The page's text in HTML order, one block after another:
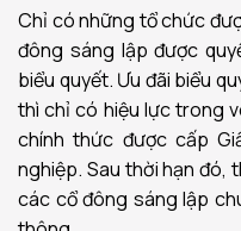
Chỉ có những tổ chức
đông sáng lập được
biểu quyết. Ưu đãi biểu
thì chỉ có hiệu lực trong
chính thức được cấp
nghiệp. Sau thời hạn đó,
các cổ đông sáng lập